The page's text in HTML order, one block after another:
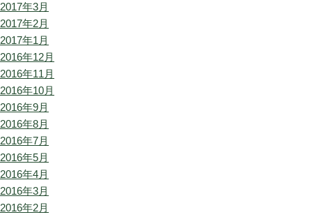
2017年3月
2017年2月
2017年1月
2016年12月
2016年11月
2016年10月
2016年9月
2016年8月
2016年7月
2016年5月
2016年4月
2016年3月
2016年2月